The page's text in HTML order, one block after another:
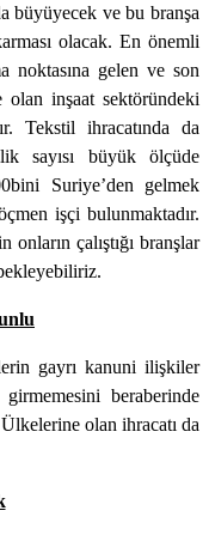
büyüyecek ve bu branşa
olacak. En önemli
noktasına gelen ve son
inşaat sektöründeki
Tekstil ihracatında da
sayısı büyük ölçüde
Suriye’den gelmek
işçi bulunmaktadır.
çalıştığı branşlar
gayrı kanuni ilişkiler
beraberinde
olan ihracatı da